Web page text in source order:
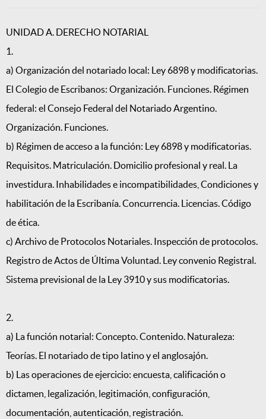
UNIDAD A. DERECHO NOTARIAL
1.
a) Organización del notariado local: Ley 6898 y modificatorias.
El Colegio de Escribanos: Organización. Funciones. Régimen
federal: el Consejo Federal del Notariado Argentino.
Organización. Funciones.
b) Régimen de acceso a la función: Ley 6898 y modificatorias.
Requisitos. Matriculación. Domicilio profesional y real. La
investidura. Inhabilidades e incompatibilidades, Condiciones y
habilitación de la Escribanía. Concurrencia. Licencias. Código
de ética.
c) Archivo de Protocolos Notariales. Inspección de protocolos.
Registro de Actos de Última Voluntad. Ley convenio Registral.
Sistema previsional de la Ley 3910 y sus modificatorias.
2.
a) La función notarial: Concepto. Contenido. Naturaleza:
Teorías. El notariado de tipo latino y el anglosajón.
b) Las operaciones de ejercicio: encuesta, calificación o
dictamen, legalización, legitimación, configuración,
documentación, autenticación, registración.